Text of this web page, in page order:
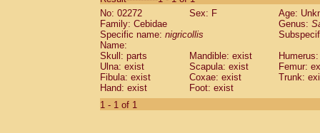
(0)
Cebidae Saguinus leucopus (0)
Cebidae
CebidaeSaguinus mystax
Cebidae Saguinus nigricollis (1)
Cebidae Saguinus oedipus
Cebidae Saguinus weddelli
Cebidae Saguinusspp.
Cebidae
No: 02272
Sex: F
Age:
Family: Cebidae
Genus:
Specific name: nigricollis
Name:
Skull: parts
Mandible: exist
Ulna: exist
Scapula: exist
Femur:
Fibula: exist
Coxae: exist
Trunk:
Hand: exist
Foot: exist
1 - 1 of 1